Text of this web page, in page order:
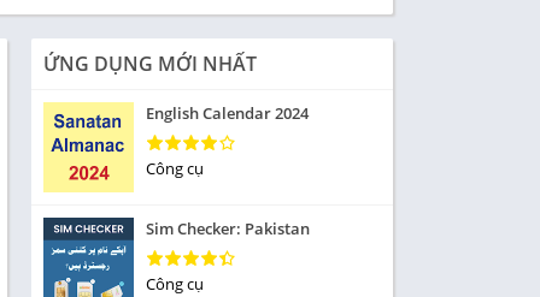
Máy chơi game
Bài
Thẻ bài
Sòng bạc
Tiêu khiển
Âm nhạc
Từ
ỨNG DỤNG MỚI NHẤT
English Calendar 2024
Công cụ
Sim Checker: Pakistan
Công cụ